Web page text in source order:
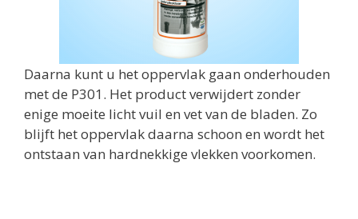
Daarna kunt u het oppervlak gaan onderhouden
met de P301. Het product verwijdert zonder
enige moeite licht vuil en vet van de bladen. Zo
blijft het oppervlak daarna schoon en wordt het
ontstaan van hardnekkige vlekken voorkomen.